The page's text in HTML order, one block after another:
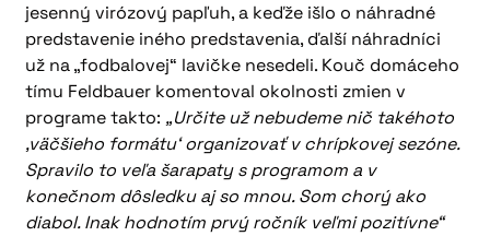
jesenný virózový papľuh, a keďže išlo o náhradné
predstavenie iného predstavenia, ďalší náhradníci
už na „fodbalovej“ lavičke nesedeli. Kouč domáceho
tímu Feldbauer komentoval okolnosti zmien v
programe takto: „Určite už nebudeme nič takéhoto
,väčšieho formátu‘ organizovať v chrípkovej sezóne.
Spravilo to veľa šarapaty s programom a v
konečnom dôsledku aj so mnou. Som chorý ako
diabol. Inak hodnotím prvý ročník veľmi pozitívne“